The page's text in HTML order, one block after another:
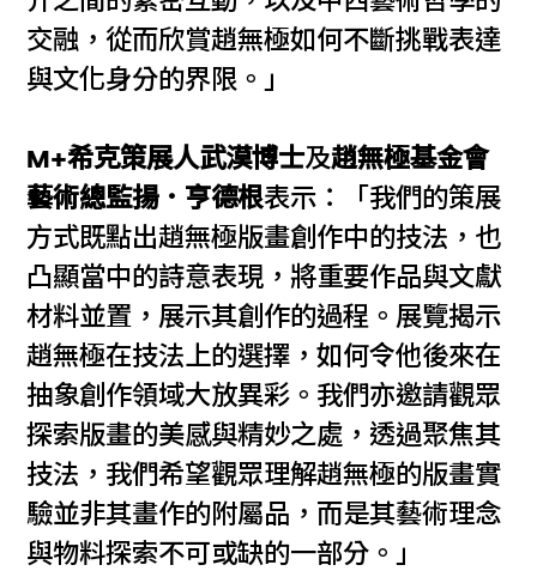
交融，從而欣賞趙無極如何不斷挑戰表達
與文化身分的界限。」
M+希克策展人武漠博士及趙無極基金會
藝術總監揚．亨德根表示：「我們的策展
方式既點出趙無極版畫創作中的技法，也
凸顯當中的詩意表現，將重要作品與文獻
材料並置，展示其創作的過程。展覽揭示
趙無極在技法上的選擇，如何令他後來在
抽象創作領域大放異彩。我們亦邀請觀眾
探索版畫的美感與精妙之處，透過聚焦其
技法，我們希望觀眾理解趙無極的版畫實
驗並非其畫作的附屬品，而是其藝術理念
與物料探索不可或缺的一部分。」